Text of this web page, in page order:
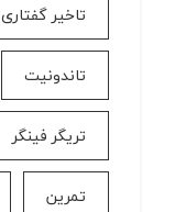
تاخیر گفتاری
تاندونیت
تریگر فینگر
تمرین